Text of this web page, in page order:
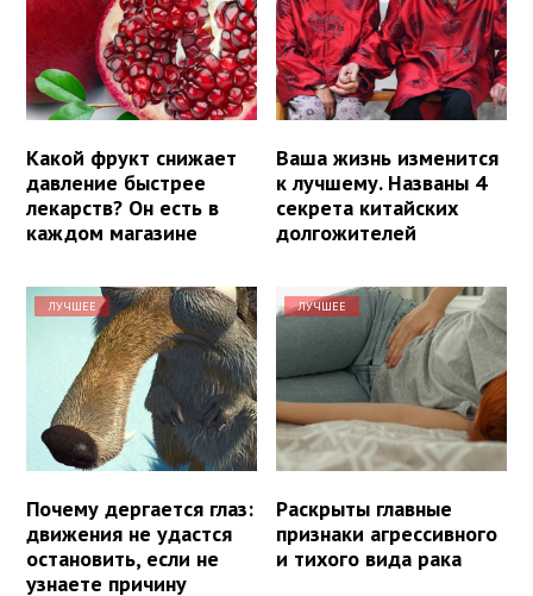
Какой фрукт снижает
давление быстрее
лекарств? Он есть в
каждом магазине
Ваша жизнь изменится
к лучшему. Названы 4
секрета китайских
долгожителей
ЛУЧШЕЕ
Почему дергается глаз:
движения не удастся
остановить, если не
узнаете причину
ЛУЧШЕЕ
Раскрыты главные
признаки агрессивного
и тихого вида рака